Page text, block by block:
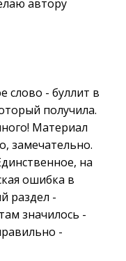
автору
слово - буллит в
получила.
Материал
замечательно.
на
ошибка в
раздел -
значилось -
-